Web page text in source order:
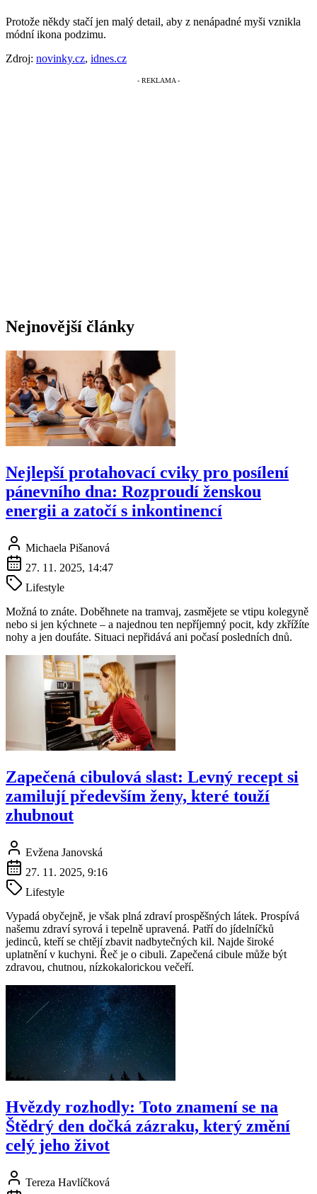
Protože někdy stačí jen malý detail, aby z nenápadné myši vznikla
módní ikona podzimu.
Zdroj: novinky.cz, idnes.cz
Nejnovější články
Nejlepší protahovací cviky pro posílení
pánevního dna: Rozproudí ženskou
energii a zatočí s inkontinencí
Michaela Pišanová
27. 11. 2025, 14:47
Lifestyle
Možná to znáte. Doběhnete na tramvaj, zasmějete se vtipu kolegyně
nebo si jen kýchnete – a najednou ten nepříjemný pocit, kdy zkřížíte
nohy a jen doufáte. Situaci nepřidává ani počasí posledních dnů.
Zapečená cibulová slast: Levný recept si
zamilují především ženy, které touží
zhubnout
Evžena Janovská
27. 11. 2025, 9:16
Lifestyle
Vypadá obyčejně, je však plná zdraví prospěšných látek. Prospívá
našemu zdraví syrová i tepelně upravená. Patří do jídelníčků
jedinců, kteří se chtějí zbavit nadbytečných kil. Najde široké
uplatnění v kuchyni. Řeč je o cibuli. Zapečená cibule může být
zdravou, chutnou, nízkokalorickou večeří.
Hvězdy rozhodly: Toto znamení se na
Štědrý den dočká zázraku, který změní
celý jeho život
Tereza Havlíčková